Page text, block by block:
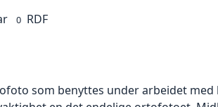
0 RDF
som benyttes under arbeidet